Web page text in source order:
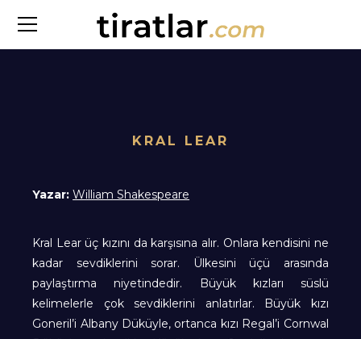
KRAL LEAR
Yazar: William Shakespeare
Kral Lear üç kızını da karşısına alır. Onlara kendisini ne
kadar sevdiklerini sorar. Ülkesini üçü arasında
paylaştırma niyetindedir. Büyük kızları süslü
kelimelerle çok sevdiklerini anlatırlar. Büyük kızı
Goneril’i Albany Düküyle, ortanca kızı Regal’i Cornwal